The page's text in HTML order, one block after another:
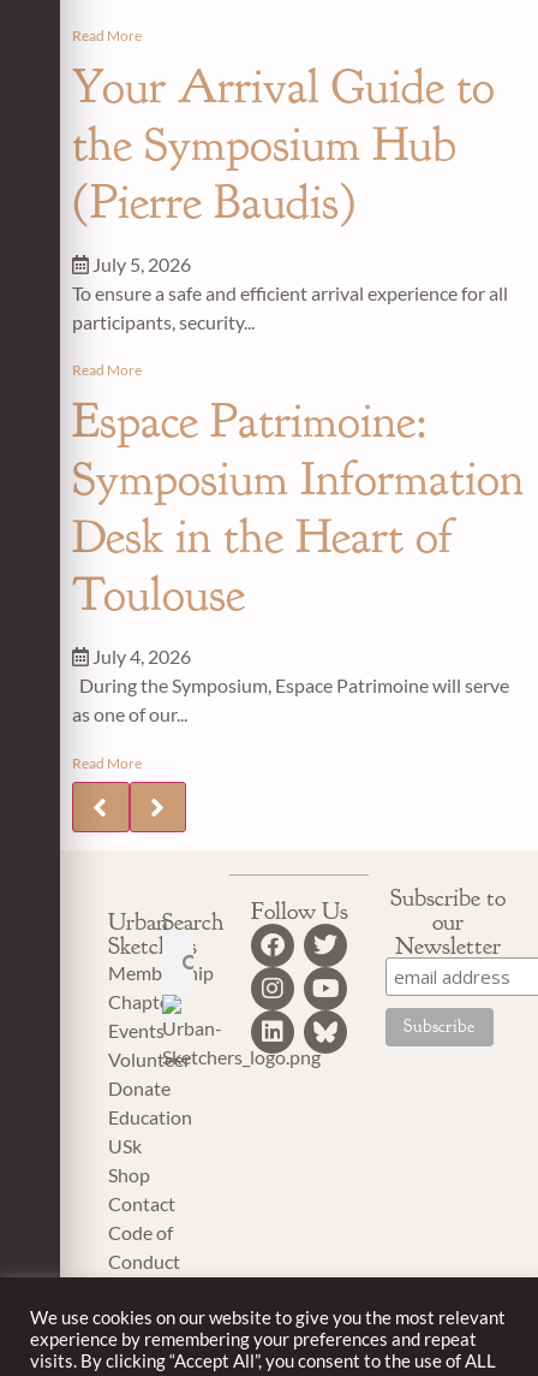
Read More
Your Arrival Guide to
the Symposium Hub
(Pierre Baudis)
July 5, 2026
To ensure a safe and efficient arrival experience for all
participants, security...
Read More
Espace Patrimoine:
Symposium Information
Desk in the Heart of
Toulouse
July 4, 2026
During the Symposium, Espace Patrimoine will serve
as one of our...
Read More
Urban
Sketchers
Membership
Chapter
Events
Volunteer
Donate
Education
USk
Shop
Contact
Code of
Conduct
Policy
Search Follow Us
Subscribe to
our
Newsletter
We use cookies on our website to give you the most relevant
experience by remembering your preferences and repeat
visits. By clicking “Accept All”, you consent to the use of ALL